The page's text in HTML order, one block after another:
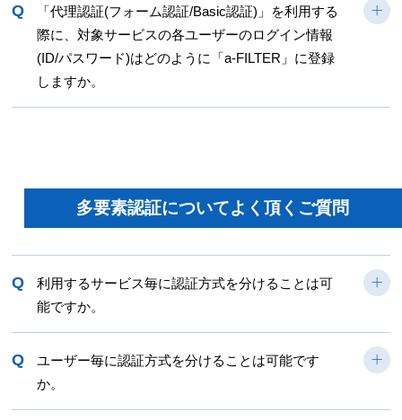
Q
「代理認証(フォーム認証/Basic認証)」を利用する
際に、対象サービスの各ユーザーのログイン情報
(ID/パスワード)はどのように「a-FILTER」に登録
しますか。
多要素認証についてよく頂くご質問
Q
利用するサービス毎に認証方式を分けることは可
能ですか。
Q
ユーザー毎に認証方式を分けることは可能です
か。